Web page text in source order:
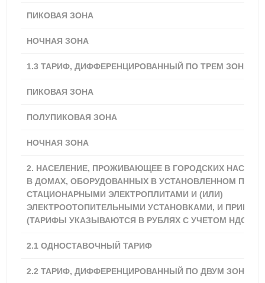
ПИКОВАЯ ЗОНА
НОЧНАЯ ЗОНА
1.3 ТАРИФ, ДИФФЕРЕНЦИРОВАННЫЙ ПО ТРЕМ ЗОНАМ
ПИКОВАЯ ЗОНА
ПОЛУПИКОВАЯ ЗОНА
НОЧНАЯ ЗОНА
2. НАСЕЛЕНИЕ, ПРОЖИВАЮЩЕЕ В ГОРОДСКИХ
В ДОМАХ, ОБОРУДОВАННЫХ В УСТАНОВЛЕННОМ
СТАЦИОНАРНЫМИ ЭЛЕКТРОПЛИТАМИ И (ИЛИ)
ЭЛЕКТРООТОПИТЕЛЬНЫМИ УСТАНОВКАМИ, И
(ТАРИФЫ УКАЗЫВАЮТСЯ В РУБЛЯХ С УЧЕТОМ НДС) **
2.1 ОДНОСТАВОЧНЫЙ ТАРИФ
2.2 ТАРИФ, ДИФФЕРЕНЦИРОВАННЫЙ ПО ДВУМ ЗОНАМ